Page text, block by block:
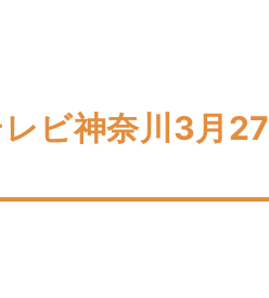
ビ神奈川3月27